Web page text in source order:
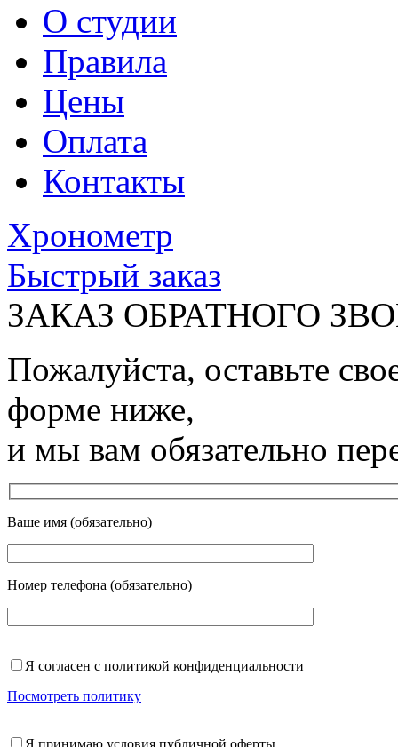
О студии
Правила
Цены
Оплата
Контакты
Хронометр
Быстрый заказ
ЗАКАЗ ОБРАТНОГО
Пожалуйста, оставьте
форме ниже,
и мы вам обязательно
Ваше имя (обязательно)
Номер телефона (обязательно)
Я согласен с политикой конфиденциальности
Посмотреть политику